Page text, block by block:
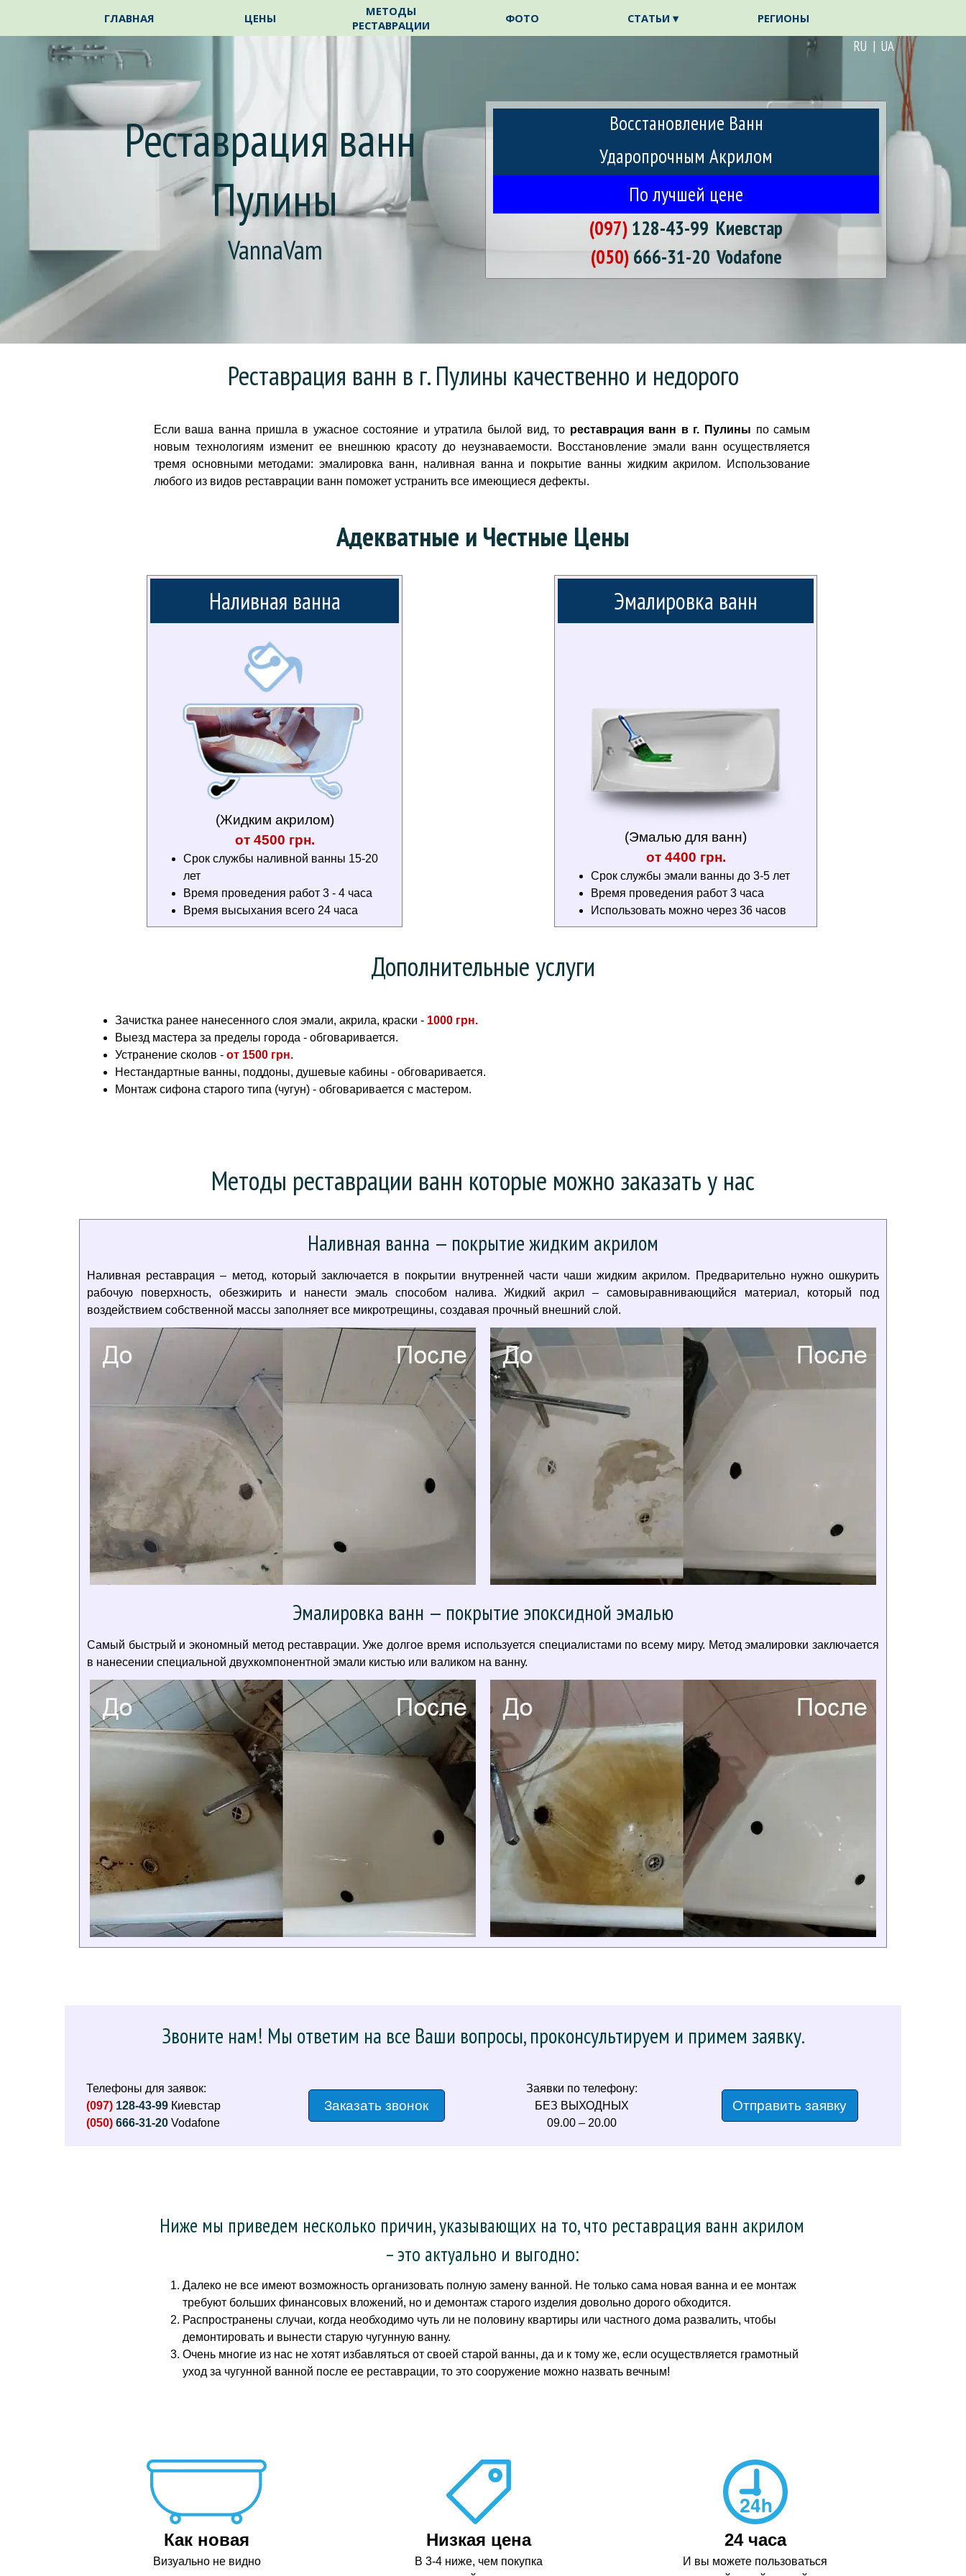
ГЛАВНАЯ ЦЕНЫ
МЕТОДЫ
РЕСТАВРАЦИИ
ФОТО СТАТЬИ ▾ ▼
РЕГИОНЫ
RU | UA
Реставрация ванн
Пулины
VannaVam
Восстановление Ванн
Ударопрочным Акрилом
По лучшей цене
(097) 128-43-99 Киевстар
(050) 666-31-20 Vodafone
Реставрация ванн в г. Пулины качественно и недорого
Если ваша ванна пришла в ужасное состояние и утратила былой вид, то реставрация ванн в г. Пулины по самым
новым технологиям изменит ее внешнюю красоту до неузнаваемости. Восстановление эмали ванн осуществляется
тремя основными методами: эмалировка ванн, наливная ванна и покрытие ванны жидким акрилом. Использование
любого из видов реставрации ванн поможет устранить все имеющиеся дефекты.
Адекватные и Честные Цены
Наливная ванна
(Жидким акрилом)
от 4500 грн.
Срок службы наливной ванны 15-20
лет
Время проведения работ 3 - 4 часа
Время высыхания всего 24 часа
Эмалировка ванн
(Эмалью для ванн)
от 4400 грн.
Срок службы эмали ванны до 3-5 лет
Время проведения работ 3 часа
Использовать можно через 36 часов
Дополнительные услуги
Зачистка ранее нанесенного слоя эмали, акрила, краски - 1000 грн.
Выезд мастера за пределы города - обговаривается.
Устранение сколов - от 1500 грн.
Нестандартные ванны, поддоны, душевые кабины - обговаривается.
Монтаж сифона старого типа (чугун) - обговаривается с мастером.
Методы реставрации ванн которые можно заказать у нас
Наливная ванна — покрытие жидким акрилом
Наливная реставрация – метод, который заключается в покрытии внутренней части чаши жидким акрилом. Предварительно нужно ошкурить
рабочую поверхность, обезжирить и нанести эмаль способом налива. Жидкий акрил – самовыравнивающийся материал, который под
воздействием собственной массы заполняет все микротрещины, создавая прочный внешний слой.
Эмалировка ванн — покрытие эпоксидной эмалью
Самый быстрый и экономный метод реставрации. Уже долгое время используется специалистами по всему миру. Метод эмалировки заключается
в нанесении специальной двухкомпонентной эмали кистью или валиком на ванну.
Звоните нам! Мы ответим на все Ваши вопросы, проконсультируем и примем заявку.
Отправить заявку
Телефоны для заявок:
(097) 128-43-99 Киевстар
(050) 666-31-20 Vodafone
Заказать звонок
Заявки по телефону:
БЕЗ ВЫХОДНЫХ
09.00 – 20.00
Ниже мы приведем несколько причин, указывающих на то, что реставрация ванн акрилом
– это актуально и выгодно:
Далеко не все имеют возможность организовать полную замену ванной. Не только сама новая ванна и ее монтаж
требуют больших финансовых вложений, но и демонтаж старого изделия довольно дорого обходится.
Распространены случаи, когда необходимо чуть ли не половину квартиры или частного дома развалить, чтобы
демонтировать и вынести старую чугунную ванну.
Очень многие из нас не хотят избавляться от своей старой ванны, да и к тому же, если осуществляется грамотный
уход за чугунной ванной после ее реставрации, то это сооружение можно назвать вечным!
24 часа
И вы можете пользоваться
Как новая
Визуально не видно
Низкая цена
В 3-4 ниже, чем покупка